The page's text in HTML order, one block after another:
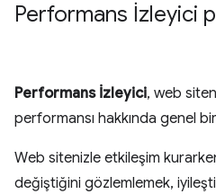
Performans İzleyici
Performans İzleyici, web
performansı hakkında genel
Web sitenizle etkileşim
değiştiğini gözlemlemek,